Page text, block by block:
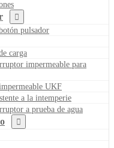
pulsador
carga
impermeable para
UKF
a la intemperie
a prueba de agua